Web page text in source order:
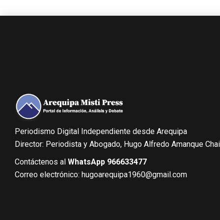
Periodismo Digital Independiente desde Arequipa
Director: Periodista y Abogado, Hugo Alfredo Amanque
Contáctenos al WhatsApp 966633477
Correo electrónico: hugoarequipa1960@gmail.com